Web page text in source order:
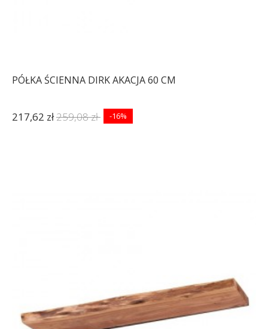
PÓŁKA ŚCIENNA DIRK AKACJA 60 CM
217,62 zł259,08 zł -16%